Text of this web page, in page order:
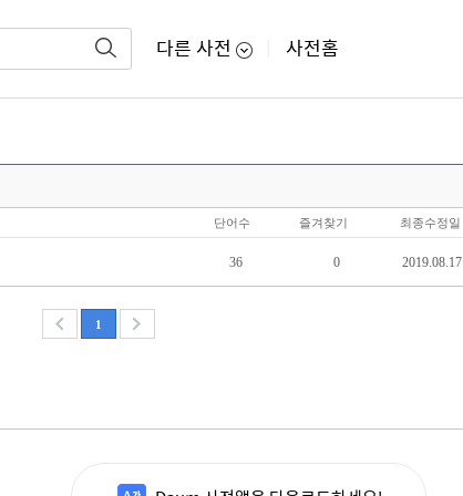
다른 사전 사전홈
단어수 즐겨찾기 최종수정일
36 0 2019.08.17
1